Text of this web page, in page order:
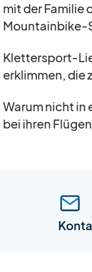
mit der Familie
Mountainbike-
Klettersport-
erklimmen, die
Warum nicht in
bei ihren